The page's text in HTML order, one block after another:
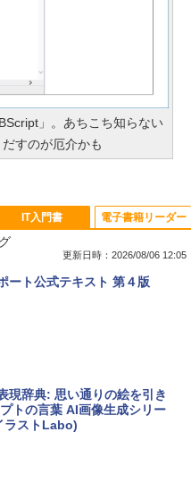
」。あちこち知らない
すのが厄介かも
Neo A18 Proチッ
のために設計、Liquid Ret
保護 15.6 16インチ パソコ
ドカード 10,000円 デジタ
ド]
カード - 800 Robux 【限
アイテムを含む】 【オンラ
ード】 ロブロックス | オン
IT入門書
更新日時：2026/08/06 12:05
ート公式テキスト 第４版
現辞典: 思い通りの絵を引き
トの言葉 AI画像生成シリー
ラストLabo)
電子書籍リーダー